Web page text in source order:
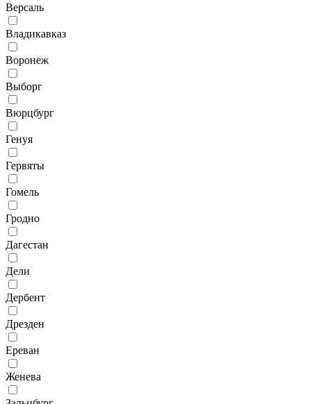
Версаль
Владикавказ
Воронеж
Выборг
Вюрцбург
Генуя
Гервяты
Гомель
Гродно
Дагестан
Дели
Дербент
Дрезден
Ереван
Женева